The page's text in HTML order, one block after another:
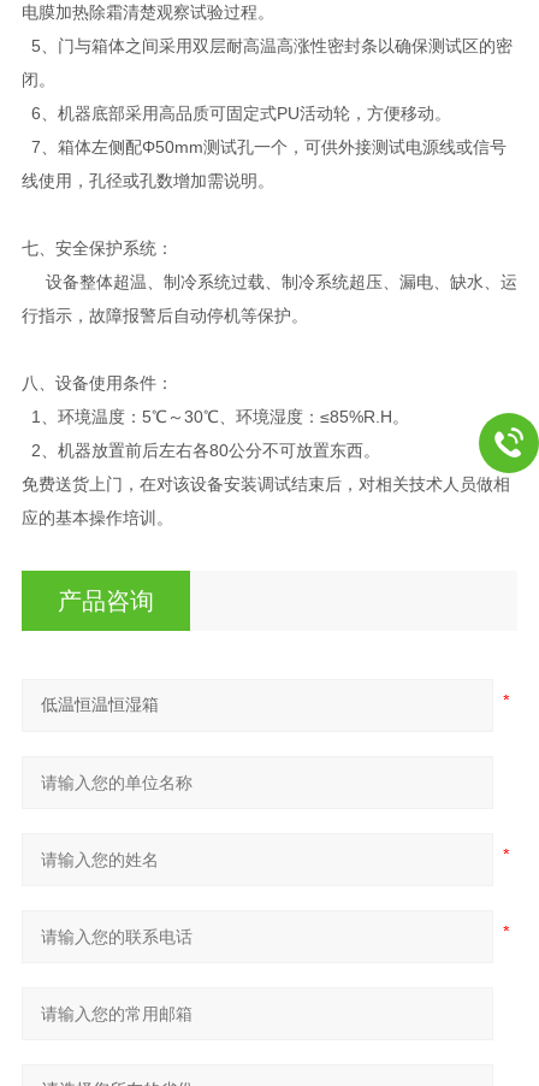
电膜加热除霜清楚观察试验过程。
5、门与箱体之间采用双层耐高温高涨性密封条以确保测试区的密
闭。
6、机器底部采用高品质可固定式PU活动轮，方便移动。
7、箱体左侧配Φ50mm测试孔一个，可供外接测试电源线或信号
线使用，孔径或孔数增加需说明。
七、安全保护系统：
设备整体超温、制冷系统过载、制冷系统超压、漏电、缺水、运
行指示，故障报警后自动停机等保护。
八、设备使用条件：
1、环境温度：5℃～30℃、环境湿度：≤85%R.H。
2、机器放置前后左右各80公分不可放置东西。
免费送货上门，在对该设备安装调试结束后，对相关技术人员做相
应的基本操作培训。
产品咨询